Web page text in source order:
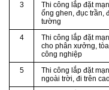
3
Thi công lắp đặt
ống ghen, đục trần,
tường
4
Thi công lắp đặt
cho phân xưởng,
công nghiệp
5
Thi công lắp đặt
ngoài trời, đi trên